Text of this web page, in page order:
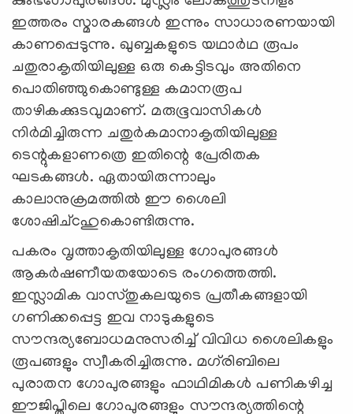
ഇത്തരം സ്മാരകങ്ങൾ ഇന്നും സാധാരണയായി
കാണപ്പെടുന്നു. ഖുബ്ബകളുടെ യഥാർഥ രൂപം
ചതുരാകൃതിയിലുള്ള ഒരു കെട്ടിടവും അതിനെ
പൊതിഞ്ഞുകൊണ്ടുള്ള കമാനരൂപ
താഴികക്കുടവുമാണ്‌. മരുഭൂവാസികൾ
നിർമിച്ചിരുന്ന ചതുർകമാനാകൃതിയിലുള്ള
ടെന്റുകളാണത്രെ ഇതിന്റെ പ്രേരിതക
ഘടകങ്ങൾ. ഏതായിരുന്നാലും
കാലാനുക്രമത്തിൽ ഈ ശൈലി
ശോഷിച്‌cഹുകൊണ്ടിരുന്നു.
പകരം വൃത്താകൃതിയിലുള്ള ഗോപുരങ്ങൾ
ആകർഷണീയതയോടെ രംഗത്തെത്തി.
ഇസ്ലാമിക വാസ്തുകലയുടെ പ്രതീകങ്ങളായി
ഗണിക്കപ്പെട്ട ഇവ നാടുകളുടെ
സൗന്ദര്യബോധമനുസരിച്ച്‌ വിവിധ ശൈലികളും
രൂപങ്ങളും സ്വീകരിച്ചിരുന്നു. മഗ്‌രിബിലെ
പുരാതന ഗോപുരങ്ങളും ഫാഥിമികൾ പണികഴിച്ച
ഈജിപ്തിലെ ഗോപുരങ്ങളും സൗന്ദര്യത്തിന്റെ